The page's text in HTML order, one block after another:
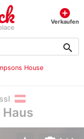
add_circle
Verkaufen
search
House